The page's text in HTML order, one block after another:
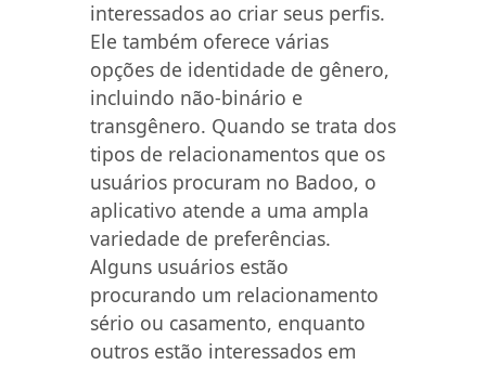
interessados ao criar seus perfis.
Ele também oferece várias
opções de identidade de gênero,
incluindo não-binário e
transgênero. Quando se trata dos
tipos de relacionamentos que os
usuários procuram no Badoo, o
aplicativo atende a uma ampla
variedade de preferências.
Alguns usuários estão
procurando um relacionamento
sério ou casamento, enquanto
outros estão interessados em